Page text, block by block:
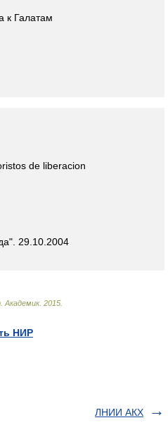
к Галатам
de liberacion
29.10.2004
Академик. 2015
НИР
ЛНИИ АКХ